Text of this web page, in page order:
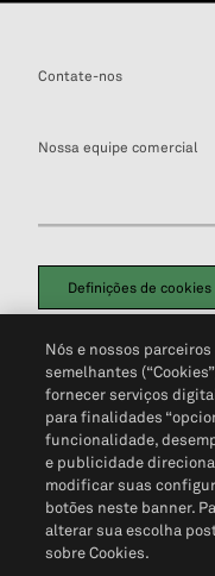
Contate-nos
Nossa equipe comercial
Definições de cookies
Política de Privacidade
Não Venda Minhas
Nós e nossos
semelhantes
fornecer serviços
para finalidades
funcionalidade,
e publicidade
modificar suas
botões neste banner.
alterar sua escolha
sobre Cookies.